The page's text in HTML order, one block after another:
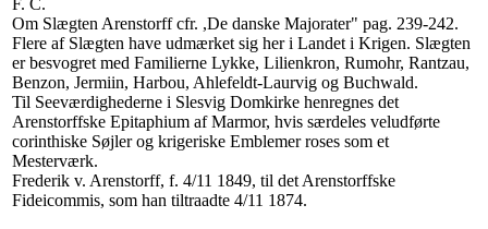
F. C.
Om Slægten Arenstorff cfr. ,De danske Majorater" pag. 239-242.
Flere af Slægten have udmærket sig her i Landet i Krigen. Slægten
er besvogret med Familierne Lykke, Lilienkron, Rumohr, Rantzau,
Benzon, Jermiin, Harbou, Ahlefeldt-Laurvig og Buchwald.
Til Seeværdighederne i Slesvig Domkirke henregnes det
Arenstorffske Epitaphium af Marmor, hvis særdeles veludførte
corinthiske Søjler og krigeriske Emblemer roses som et
Mesterværk.
Frederik v. Arenstorff, f. 4/11 1849, til det Arenstorffske
Fideicommis, som han tiltraadte 4/11 1874.